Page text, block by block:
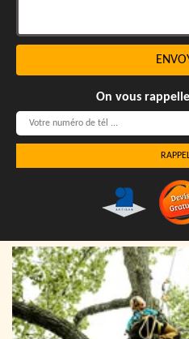
On vous